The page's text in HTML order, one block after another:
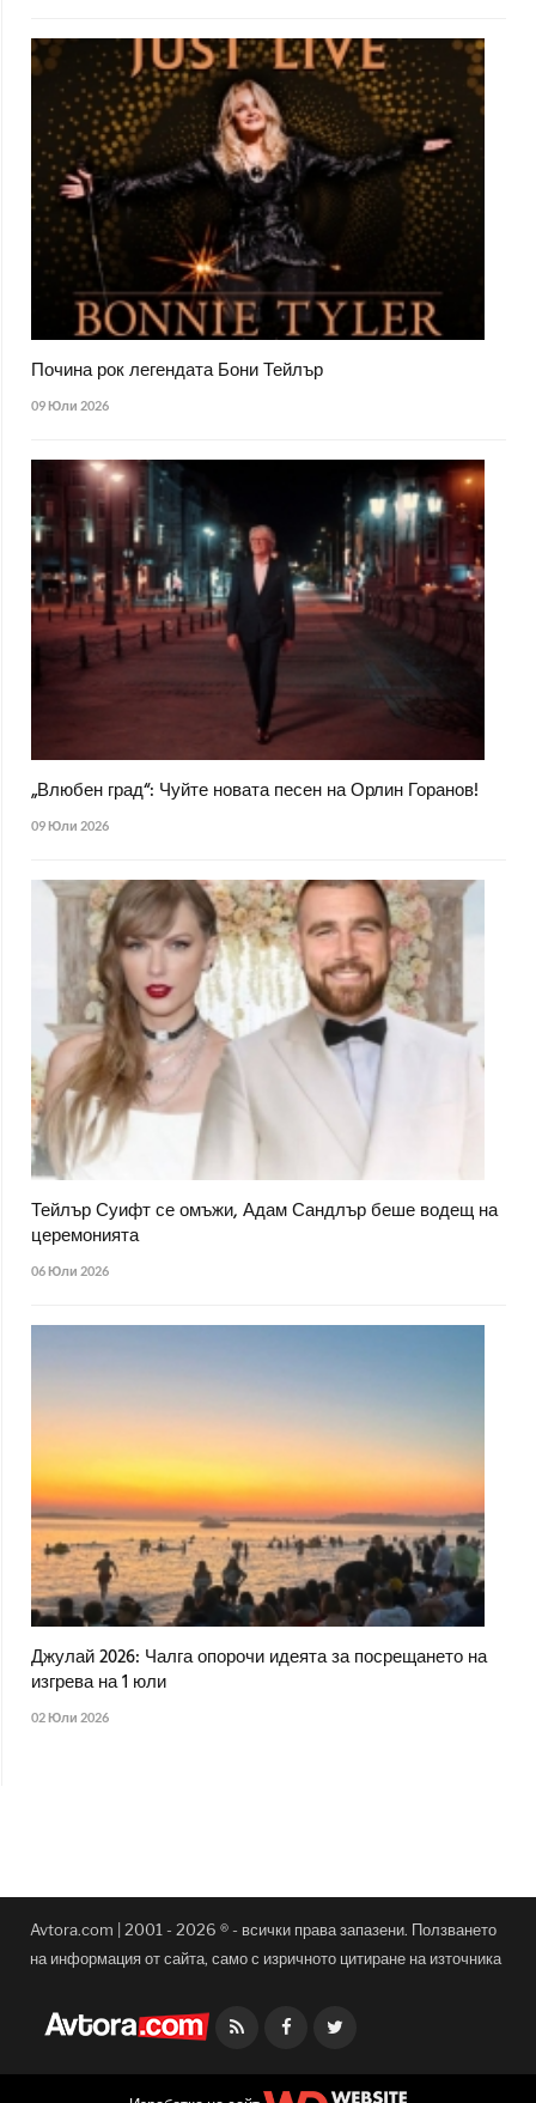
Почина рок легендата Бони Тейлър
09 Юли 2026
„Влюбен град“: Чуйте новата песен на Орлин Горанов!
09 Юли 2026
Тейлър Суифт се омъжи, Адам Сандлър беше водещ на
церемонията
06 Юли 2026
Джулай 2026: Чалга опорочи идеята за посрещането на
изгрева на 1 юли
02 Юли 2026
Avtora.com | 2001 - 2026 ® - всички права запазени. Ползването
на информация от сайта, само с изричното цитиране на източника
Facebook